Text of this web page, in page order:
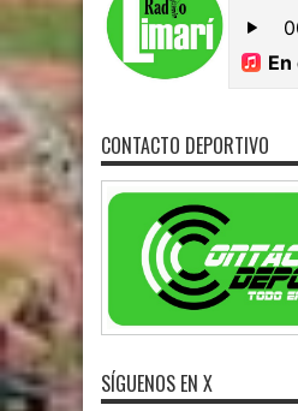
CONTACTO DEPORTIVO
SÍGUENOS EN X